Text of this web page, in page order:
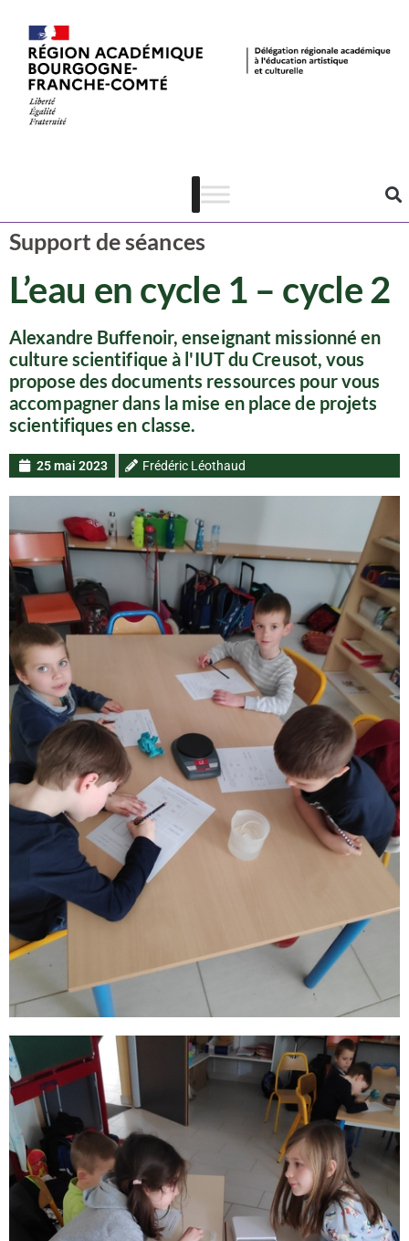
Support de séances
L’eau en cycle 1 – cycle 2
Alexandre Buffenoir, enseignant missionné en
culture scientifique à l'IUT du Creusot, vous
propose des documents ressources pour vous
accompagner dans la mise en place de projets
scientifiques en classe.
25 mai 2023 Frédéric Léothaud